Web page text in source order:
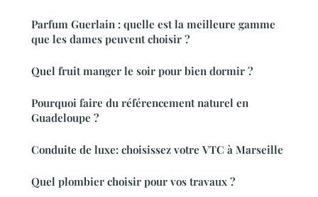
Parfum Guerlain : quelle est la meilleure gamme
que les dames peuvent choisir ?
Quel fruit manger le soir pour bien dormir ?
Pourquoi faire du référencement naturel en
Guadeloupe ?
Conduite de luxe: choisissez votre VTC à Marseille
Quel plombier choisir pour vos travaux ?